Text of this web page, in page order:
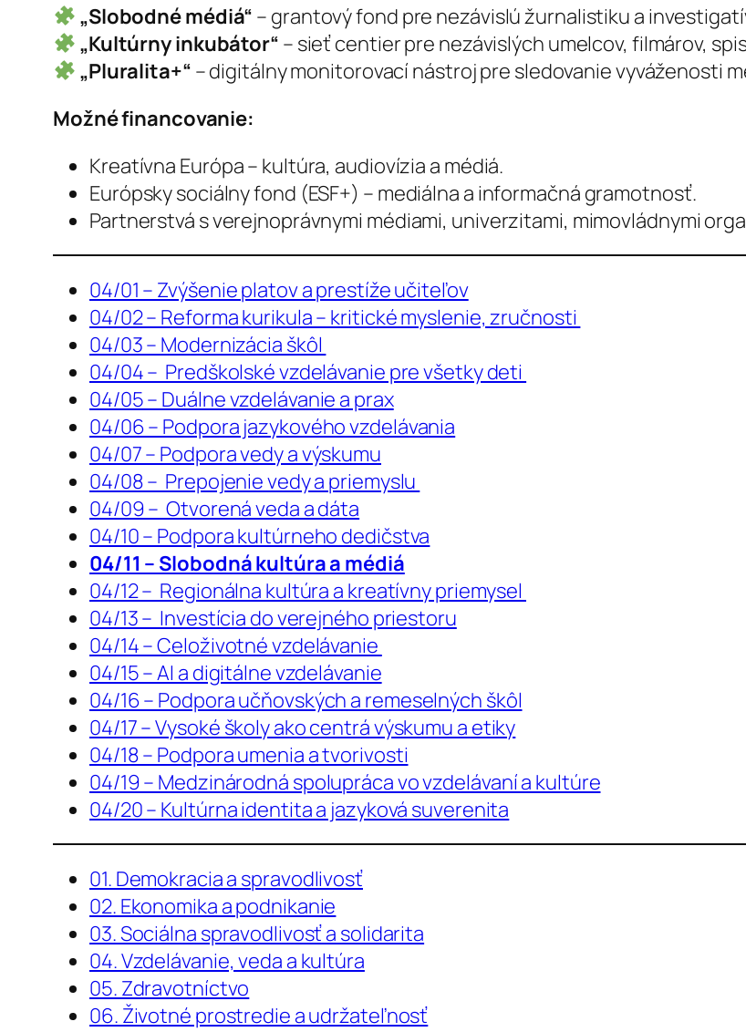
„Slobodné médiá“ – grantový fond pre nezávislú žurnalistiku a
„Kultúrny inkubátor“ – sieť centier pre nezávislých umelcov, filmárov,
„Pluralita+“ – digitálny monitorovací nástroj pre sledovanie vyváženosti
Možné financovanie:
Kreatívna Európa – kultúra, audiovízia a médiá.
Európsky sociálny fond (ESF+) – mediálna a informačná gramotnosť.
Partnerstvá s verejnoprávnymi médiami, univerzitami, mimovládnymi
04/01 – Zvýšenie platov a prestíže učiteľov
04/02 – Reforma kurikula – kritické myslenie, zručnosti
04/03 – Modernizácia škôl
04/04 – Predškolské vzdelávanie pre všetky deti
04/05 – Duálne vzdelávanie a prax
04/06 – Podpora jazykového vzdelávania
04/07 – Podpora vedy a výskumu
04/08 – Prepojenie vedy a priemyslu
04/09 – Otvorená veda a dáta
04/10 – Podpora kultúrneho dedičstva
04/11 – Slobodná kultúra a médiá
04/12 – Regionálna kultúra a kreatívny priemysel
04/13 – Investícia do verejného priestoru
04/14 – Celoživotné vzdelávanie
04/15 – AI a digitálne vzdelávanie
04/16 – Podpora učňovských a remeselných škôl
04/17 – Vysoké školy ako centrá výskumu a etiky
04/18 – Podpora umenia a tvorivosti
04/19 – Medzinárodná spolupráca vo vzdelávaní a kultúre
04/20 – Kultúrna identita a jazyková suverenita
01. Demokracia a spravodlivosť
02. Ekonomika a podnikanie
03. Sociálna spravodlivosť a solidarita
04. Vzdelávanie, veda a kultúra
05. Zdravotníctvo
06. Životné prostredie a udržateľnosť